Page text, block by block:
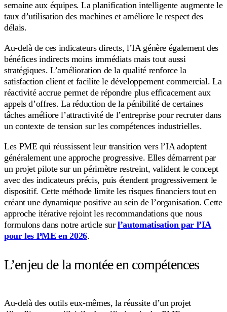
semaine aux équipes. La planification intelligente augmente le
taux d’utilisation des machines et améliore le respect des
délais.
Au-delà de ces indicateurs directs, l’IA génère également des
bénéfices indirects moins immédiats mais tout aussi
stratégiques. L’amélioration de la qualité renforce la
satisfaction client et facilite le développement commercial. La
réactivité accrue permet de répondre plus efficacement aux
appels d’offres. La réduction de la pénibilité de certaines
tâches améliore l’attractivité de l’entreprise pour recruter dans
un contexte de tension sur les compétences industrielles.
Les PME qui réussissent leur transition vers l’IA adoptent
généralement une approche progressive. Elles démarrent par
un projet pilote sur un périmètre restreint, valident le concept
avec des indicateurs précis, puis étendent progressivement le
dispositif. Cette méthode limite les risques financiers tout en
créant une dynamique positive au sein de l’organisation. Cette
approche itérative rejoint les recommandations que nous
formulons dans notre article surl’automatisation par l’IA
pour les PME en 2026.
L’enjeu de la montée en compétences
Au-delà des outils eux-mêmes, la réussite d’un projet